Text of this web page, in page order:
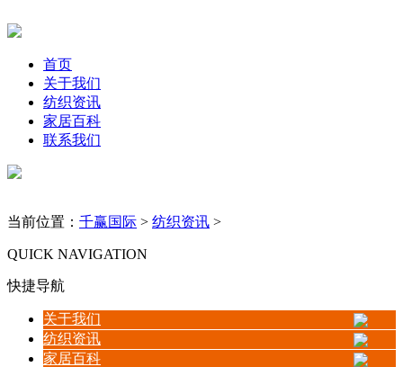
首页
关于我们
纺织资讯
家居百科
联系我们
当前位置： 千赢国际 > 纺织资讯 >
QUICK NAVIGATION
快捷导航
关于我们
纺织资讯
家居百科